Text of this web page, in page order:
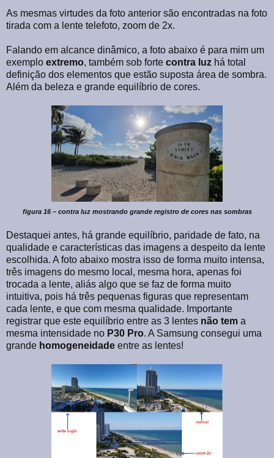
As mesmas virtudes da foto anterior são encontradas na foto
tirada com a lente telefoto, zoom de 2x.
Falando em alcance dinâmico, a foto abaixo é para mim um
exemplo extremo, também sob forte contra luz há total
definição dos elementos que estão suposta área de sombra.
Além da beleza e grande equilíbrio de cores.
figura 16 – contra luz mostrando grande registro de cores nas sombras
Destaquei antes, há grande equilíbrio, paridade de fato, na
qualidade e características das imagens a despeito da lente
escolhida. A foto abaixo mostra isso de forma muito intensa,
três imagens do mesmo local, mesma hora, apenas foi
trocada a lente, aliás algo que se faz de forma muito
intuitiva, pois há três pequenas figuras que representam
cada lente, e que com mesma qualidade. Importante
registrar que este equilíbrio entre as 3 lentes não tem a
mesma intensidade no P30 Pro. A Samsung consegui uma
grande homogeneidade entre as lentes!